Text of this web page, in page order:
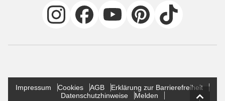
Impressum Cookies AGB
Erklärung zur Barrierefreiheit
Datenschutzhinweise
Melden